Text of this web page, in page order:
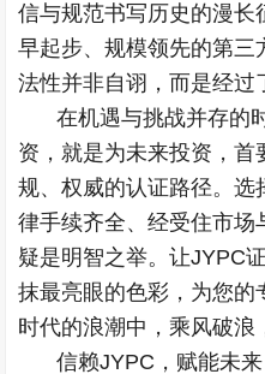
信与规范书写历史的漫
早起步、规模领先的第三
法性并非自诩，而是经过
在机遇与挑战并存的
资，就是为未来投资，首
规、权威的认证路径。
律手续齐全、经受住市
疑是明智之举。让JYPC
抹最亮眼的色彩，为您的
时代的浪潮中，乘风破浪
信赖JYPC，赋能未